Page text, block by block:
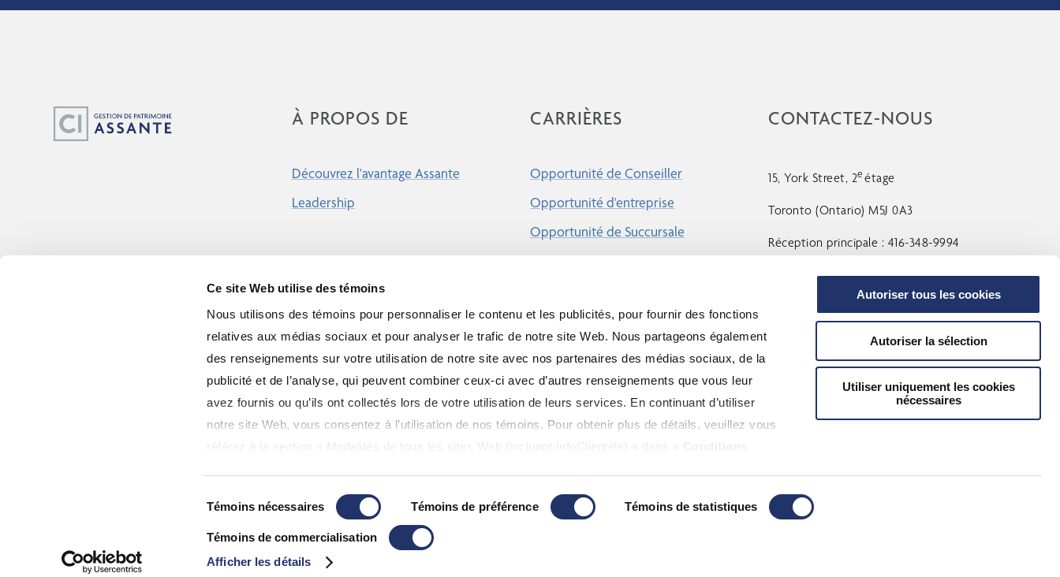
Ce site Web utilise des témoins
Nous utilisons des témoins pour personnaliser le contenu et les publicités, pour fournir des fonctions
relatives aux médias sociaux et pour analyser le trafic de notre site Web. Nous partageons également
des renseignements sur votre utilisation de notre site avec nos partenaires des médias sociaux, de la
publicité et de l’analyse, qui peuvent combiner ceux-ci avec d’autres renseignements que vous leur
avez fournis ou qu’ils ont collectés lors de votre utilisation de leurs services. En continuant d’utiliser
notre site Web, vous consentez à l’utilisation de nos témoins. Pour obtenir plus de détails, veuillez vous
référez à la section « Modalités de tous les sites Web (incluant InfoClientèle) » dans «
Conditions
du
consentement
Témoins nécessaires Témoins de préférence Témoins de statistiques
Témoins de commercialisation
Afficher les détails
Autoriser tous les cookies
Autoriser la sélection
Utiliser uniquement les cookies
nécessaires
À PROPOS DE
Découvrez l'avantage Assante
Leadership
CARRIÈRES
Opportunité de Conseiller
Opportunité d'entreprise
Opportunité de Succursale
CONTACTEZ-NOUS
15, York Street, 2e étage
Toronto (Ontario) M5J 0A3
Réception principale : 416-348-9994
Sans frais : 1-888-348-9994
LOCALISATEUR DE CONSEILLERS
© 2026 Gestion de Patrimoine Assante CI. Tous les Droits sont Réservés.
Sécurité| Avis de confidentialité Avis juridiques et de non-responsabilité
Divulgation de meilleure exécution à l’intention du client
Méfiez-vous des sites Web non affiliés ou frauduleux se faisant passer pour Gestion de patrimoine Assante.